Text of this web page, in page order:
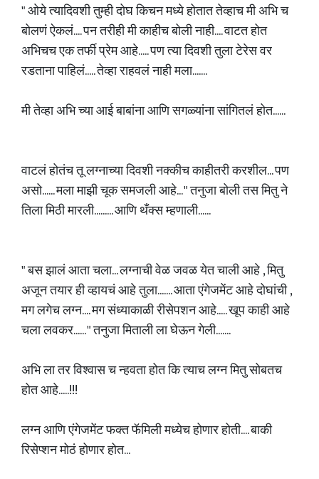
" ओये त्यादिवशी तुम्ही दोघ किचन मध्ये होतात तेव्हाच मी अभि च
बोलणं ऐकलं.... पन तरीही मी काहीच बोली नाही.... वाटत होत
अभिचच एक तर्फी प्रेम आहे..... पण त्या दिवशी तुला टेरेस वर
रडताना पाहिलं..... तेव्हा राहवलं नाही मला.......
मी तेव्हा अभि च्या आई बाबांना आणि सगळ्यांना सांगितलं होत......
वाटलं होतंच तू लग्नाच्या दिवशी नक्कीच काहीतरी करशील... पण
असो...... मला माझी चूक समजली आहे... " तनुजा बोली तस मितु ने
तिला मिठी मारली......... आणि थँक्स म्हणाली......
" बस झालं आता चला... लग्नाची वेळ जवळ येत चाली आहे , मितु
अजून तयार ही व्हायचं आहे तुला....... आता एंगेजमेंट आहे दोघांची ,
मग लगेच लग्न.... मग संध्याकाळी रीसेपशन आहे..... खूप काही आहे
चला लवकर...... " तनुजा मिताली ला घेऊन गेली.......
अभि ला तर विश्वास च न्हवता होत कि त्याच लग्न मितु सोबतच
होत आहे.....!!!
लग्न आणि एंगेजमेंट फक्त फॅमिली मध्येच होणार होती.... बाकी
रिसेप्शन मोठं होणार होत...